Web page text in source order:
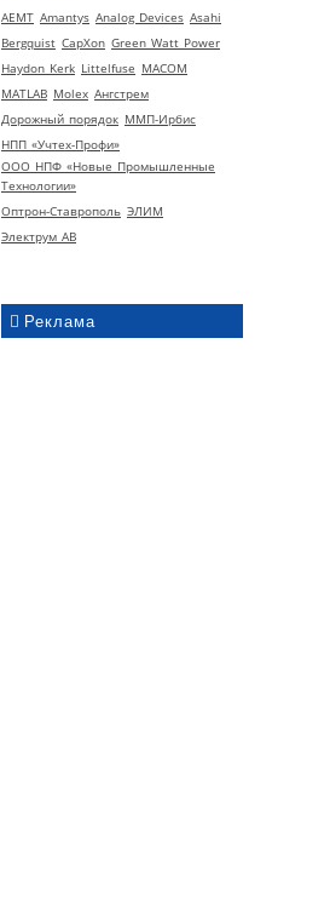
AEMT Amantys Analog Devices Asahi
Bergquist CapXon Green Watt Power
Haydon Kerk Littelfuse MACOM
MATLAB Molex Ангстрем
Дорожный порядок ММП-Ирбис
НПП «Учтех-Профи»
ООО НПФ «Новые Промышленные
Технологии»
Оптрон-Ставрополь ЭЛИМ
Электрум АВ
Реклама